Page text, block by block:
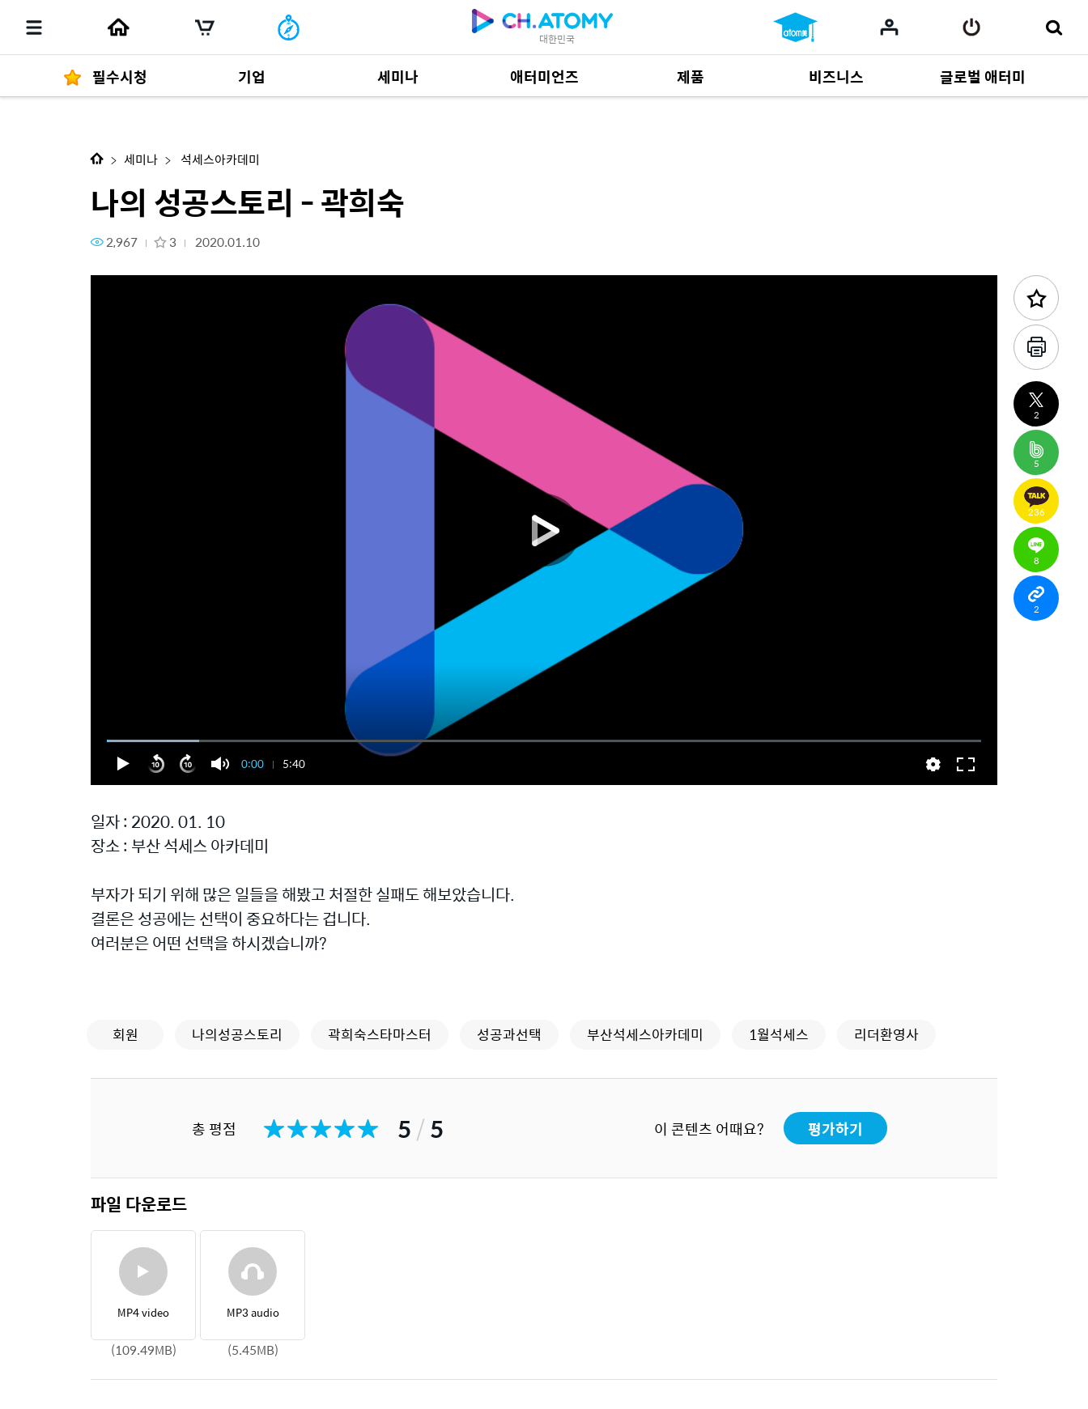
대한민국
필수시청 기업
경영자 메세지
세미나 애터미언즈 제품
제품 자료685
비즈니스
사업 자료165
글로벌 애터미
나의 성공스토리 - 곽희숙 이전 콘텐츠
세미나 석세스아카데미
나의 성공스토리 - 곽희숙
2,967 3 2020.01.10
0:00 5:40
일자 : 2020. 01. 10
장소 : 부산 석세스 아카데미
부자가 되기 위해 많은 일들을 해봤고 처절한 실패도 해보았습니다.
결론은 성공에는 선택이 중요하다는 겁니다.
여러분은 어떤 선택을 하시겠습니까?
회원 나의성공스토리 곽희숙스타마스터 성공과선택 부산석세스아카데미 1월석세스 리더환영사
총 평점 5/5 이 콘텐츠 어때요? 평가하기
파일 다운로드
MP4 video
(109.49MB)
MP3 audio
(5.45MB)